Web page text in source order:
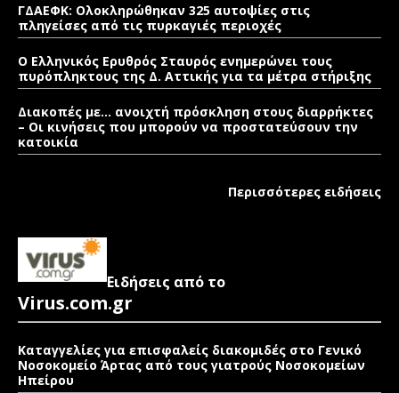
ΓΔΑΕΦΚ: Ολοκληρώθηκαν 325 αυτοψίες στις
πληγείσες από τις πυρκαγιές περιοχές
Ο Ελληνικός Ερυθρός Σταυρός ενημερώνει τους
πυρόπληκτους της Δ. Αττικής για τα μέτρα στήριξης
Διακοπές με… ανοιχτή πρόσκληση στους διαρρήκτες
– Οι κινήσεις που μπορούν να προστατεύσουν την
κατοικία
Περισσότερες ειδήσεις
Ειδήσεις από το
Virus.com.gr
Καταγγελίες για επισφαλείς διακομιδές στο Γενικό
Νοσοκομείο Άρτας από τους γιατρούς Νοσοκομείων
Ηπείρου